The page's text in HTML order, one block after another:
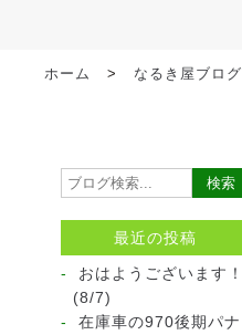
ホーム なるき屋ブログ
最近の投稿
おはようございます！
(8/7)
在庫車の970後期パナ